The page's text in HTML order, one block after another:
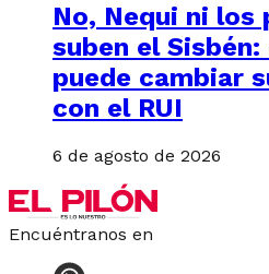
No, Nequi ni
suben el
puede cambiar
con el RUI
6 de agosto de 2026
Encuéntranos en